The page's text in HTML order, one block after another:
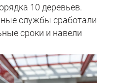
10 деревьев.
службы сработали
сроки и навели